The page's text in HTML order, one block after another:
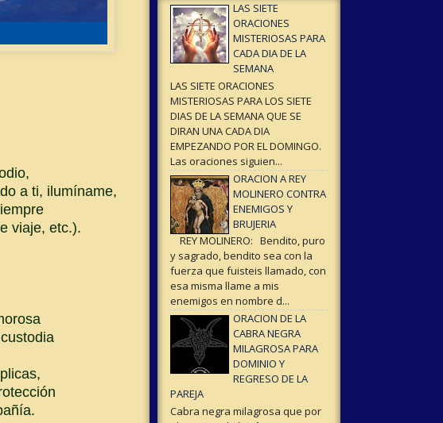
a ti, ilumíname,
viaje, etc.).
LAS SIETE
ORACIONES
MISTERIOSAS PARA
CADA DIA DE LA
SEMANA
LAS SIETE ORACIONES
MISTERIOSAS PARA LOS SIETE
DIAS DE LA SEMANA QUE SE
DIRAN UNA CADA DIA
EMPEZANDO POR EL DOMINGO.
Las oraciones siguien...
ORACION A REY
MOLINERO CONTRA
ENEMIGOS Y
BRUJERIA
REY MOLINERO: Bendito, puro
y sagrado, bendito sea con la
fuerza que fuisteis llamado, con
esa misma llame a mis
enemigos en nombre d...
ORACION DE LA
CABRA NEGRA
MILAGROSA PARA
DOMINIO Y
REGRESO DE LA
PAREJA
Cabra negra milagrosa que por